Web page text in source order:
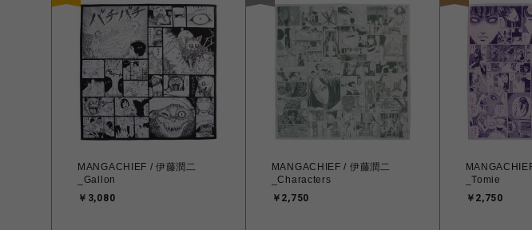
MANGACHIEF / 伊藤潤二
_Gallon
￥3,080
MANGACHIEF / 伊藤潤二
_Characters
￥2,750
_Tomie
￥2,750